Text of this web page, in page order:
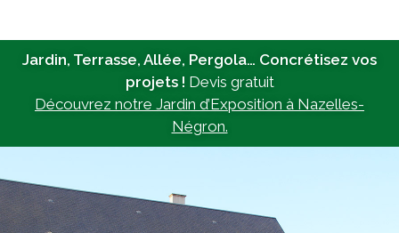
Jardin, Terrasse, Allée, Pergola… Concrétisez vos
projets ! Devis gratuit
Découvrez notre Jardin d’Exposition à Nazelles-
Négron.